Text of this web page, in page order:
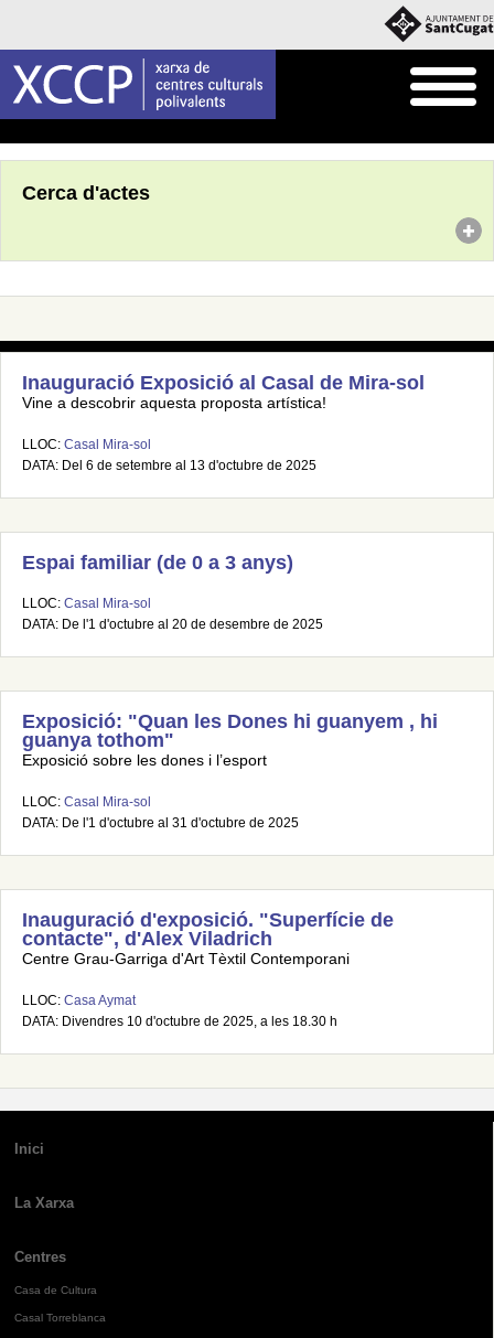
Cerca d'actes
Inauguració Exposició al Casal de Mira-sol
Vine a descobrir aquesta proposta artística!
LLOC: Casal Mira-sol
DATA: Del 6 de setembre al 13 d'octubre de 2025
Espai familiar (de 0 a 3 anys)
LLOC: Casal Mira-sol
DATA: De l'1 d'octubre al 20 de desembre de 2025
Exposició: "Quan les Dones hi guanyem , hi
guanya tothom"
Exposició sobre les dones i l’esport
LLOC: Casal Mira-sol
DATA: De l'1 d'octubre al 31 d'octubre de 2025
Inauguració d'exposició. "Superfície de
contacte", d'Alex Viladrich
Centre Grau-Garriga d'Art Tèxtil Contemporani
LLOC: Casa Aymat
DATA: Divendres 10 d'octubre de 2025, a les 18.30 h
Inici
La Xarxa
Centres
Casa de Cultura
Casal Torreblanca